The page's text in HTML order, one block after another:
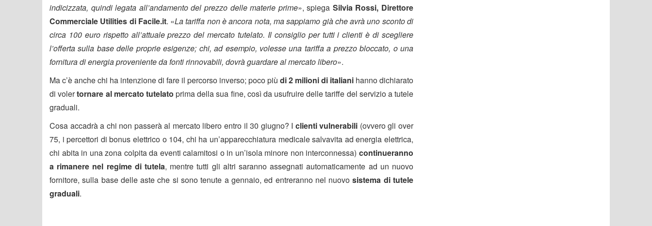
indicizzata, quindi legata all’andamento del prezzo delle materie prime», spiega Silvia Rossi, Direttore
Commerciale Utilities di Facile.it. «La tariffa non è ancora nota, ma sappiamo già che avrà uno sconto di
circa 100 euro rispetto all’attuale prezzo del mercato tutelato. Il consiglio per tutti i clienti è di scegliere
l’offerta sulla base delle proprie esigenze; chi, ad esempio, volesse una tariffa a prezzo bloccato, o una
fornitura di energia proveniente da fonti rinnovabili, dovrà guardare al mercato libero».
Ma c’è anche chi ha intenzione di fare il percorso inverso; poco più di 2 milioni di italiani hanno dichiarato
di volertornare al mercato tutelato prima della sua fine, così da usufruire delle tariffe del servizio a tutele
graduali.
Cosa accadrà a chi non passerà al mercato libero entro il 30 giugno? I clienti vulnerabili (ovvero gli over
75, i percettori di bonus elettrico o 104, chi ha un’apparecchiatura medicale salvavita ad energia elettrica,
chi abita in una zona colpita da eventi calamitosi o in un’isola minore non interconnessa) continueranno
a rimanere nel regime di tutela, mentre tutti gli altri saranno assegnati automaticamente ad un nuovo
fornitore, sulla base delle aste che si sono tenute a gennaio, ed entreranno nel nuovosistema di tutele
graduali.